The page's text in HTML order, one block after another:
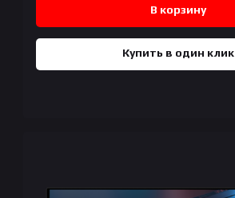
В корзину
Купить в один клик